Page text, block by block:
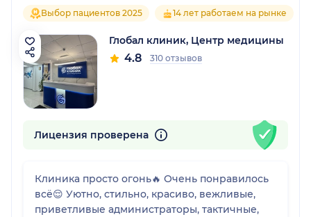
Выбор пациентов 2025 14 лет работаем на рынке
Глобал клиник, Центр медицины
4.8 310 отзывов
Лицензия проверена
Клиника просто огонь🔥 Очень понравилось
всё😌 Уютно, стильно, красиво, вежливые,
приветливые администраторы, тактичные,